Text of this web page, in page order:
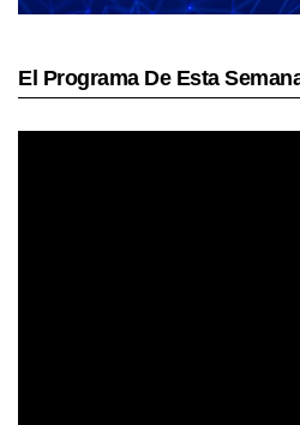
El Programa De Esta